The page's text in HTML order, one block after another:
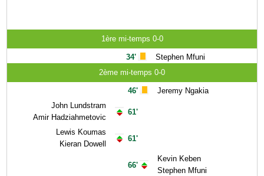
1ère mi-temps 0-0
34'
Stephen Mfuni
2ème mi-temps 0-0
John Lundstram
Amir Hadziahmetovic
Lewis Koumas
Kieran Dowell
46'
61'
61'
66'
Jeremy Ngakia
Kevin Keben
Stephen Mfuni